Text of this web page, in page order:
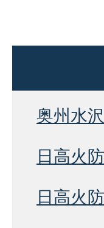
奥州水
日高火
日高火